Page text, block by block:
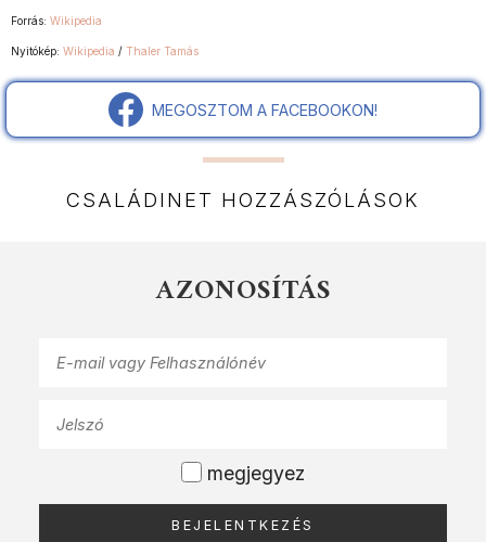
Forrás: Wikipedia
Nyitókép: Wikipedia / Thaler Tamás
MEGOSZTOM A FACEBOOKON!
CSALÁDINET HOZZÁSZÓLÁSOK
AZONOSÍTÁS
megjegyez